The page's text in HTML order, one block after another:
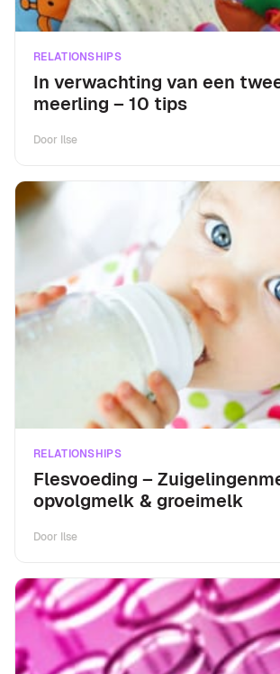
RELATIONSHIPS
In verwachting van een
meerling – 10 tips
Door Ilse
RELATIONSHIPS
Flesvoeding –
opvolgmelk & groeimelk
Door Ilse